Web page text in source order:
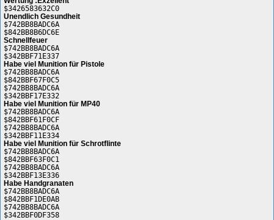
$3426583632C0
Unendlich Gesundheit
$742BB8BADC6A
$842BB8B6DC6E
Schnellfeuer
$742BB8BADC6A
$342BBF71E337
Habe viel Munition für Pistole
$742BB8BADC6A
$842BBF67F0C5
$742BB8BADC6A
$342BBF17E332
Habe viel Munition für MP40
$742BB8BADC6A
$842BBF61F0CF
$742BB8BADC6A
$342BBF11E334
Habe viel Munition für Schrotflinte
$742BB8BADC6A
$842BBF63F0C1
$742BB8BADC6A
$342BBF13E336
Habe Handgranaten
$742BB8BADC6A
$842BBF1DE0AB
$742BB8BADC6A
$342BBF0DF358